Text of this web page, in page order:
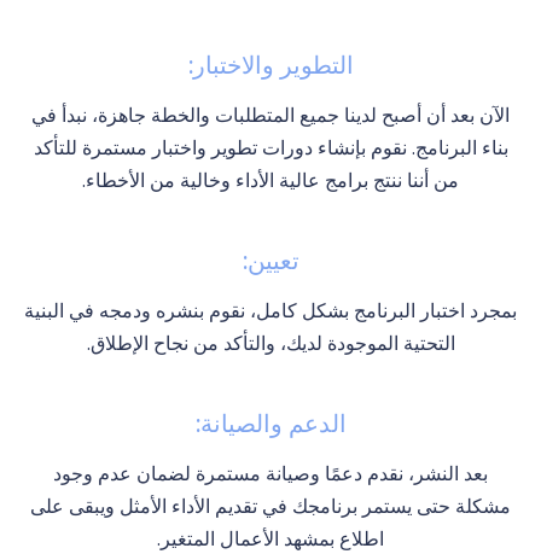
التطوير والاختبار:
الآن بعد أن أصبح لدينا جميع المتطلبات والخطة جاهزة، نبدأ في
بناء البرنامج. نقوم بإنشاء دورات تطوير واختبار مستمرة للتأكد
من أننا ننتج برامج عالية الأداء وخالية من الأخطاء.
تعيين:
بمجرد اختبار البرنامج بشكل كامل، نقوم بنشره ودمجه في البنية
التحتية الموجودة لديك، والتأكد من نجاح الإطلاق.
الدعم والصيانة:
بعد النشر، نقدم دعمًا وصيانة مستمرة لضمان عدم وجود
مشكلة حتى يستمر برنامجك في تقديم الأداء الأمثل ويبقى على
اطلاع بمشهد الأعمال المتغير.